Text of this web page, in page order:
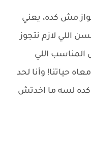
مش كده، يعني
اللي لازم نتجوز
المناسب اللي
حياتنا! وأنا لحد
لسه ما اخدتش